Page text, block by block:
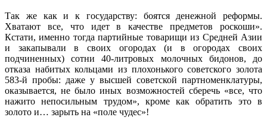
Так же как и к государству: боятся денежной реформы.
Хватают все, что идет в качестве предметов роскоши».
Кстати, именно тогда партийные товарищи из Средней Азии
и закапывали в своих огородах (и в огородах своих
подчиненных) сотни 40-литровых молочных бидонов, до
отказа набитых кольцами из плохонького советского золота
583-й пробы: даже у высшей советской партноменклатуры,
оказывается, не было иных возможностей сберечь «все, что
нажито непосильным трудом», кроме как обратить это в
золото и… зарыть на «поле чудес»!